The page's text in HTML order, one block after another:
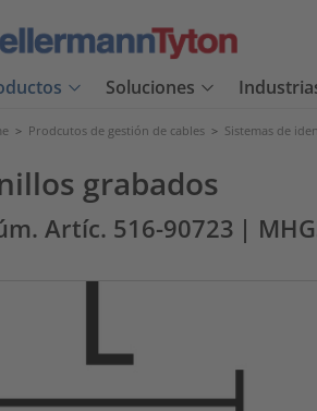
Soluciones
> Prodcutos de gestión de cables > Sistemas de
grabados
Artíc. 516-90723 |